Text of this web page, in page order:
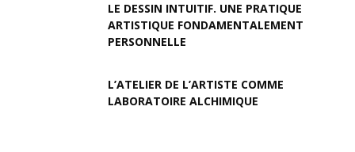
LE DESSIN INTUITIF. UNE PRATIQUE
ARTISTIQUE FONDAMENTALEMENT
PERSONNELLE
L’ATELIER DE L’ARTISTE COMME
LABORATOIRE ALCHIMIQUE